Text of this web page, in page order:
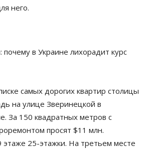
него.
в Украине лихорадит курс
самых дорогих квартир столицы
на улице Зверинецкой в
За 150 квадратных метров с
просят $11 млн.
этаже 25-этажки. На третьем месте